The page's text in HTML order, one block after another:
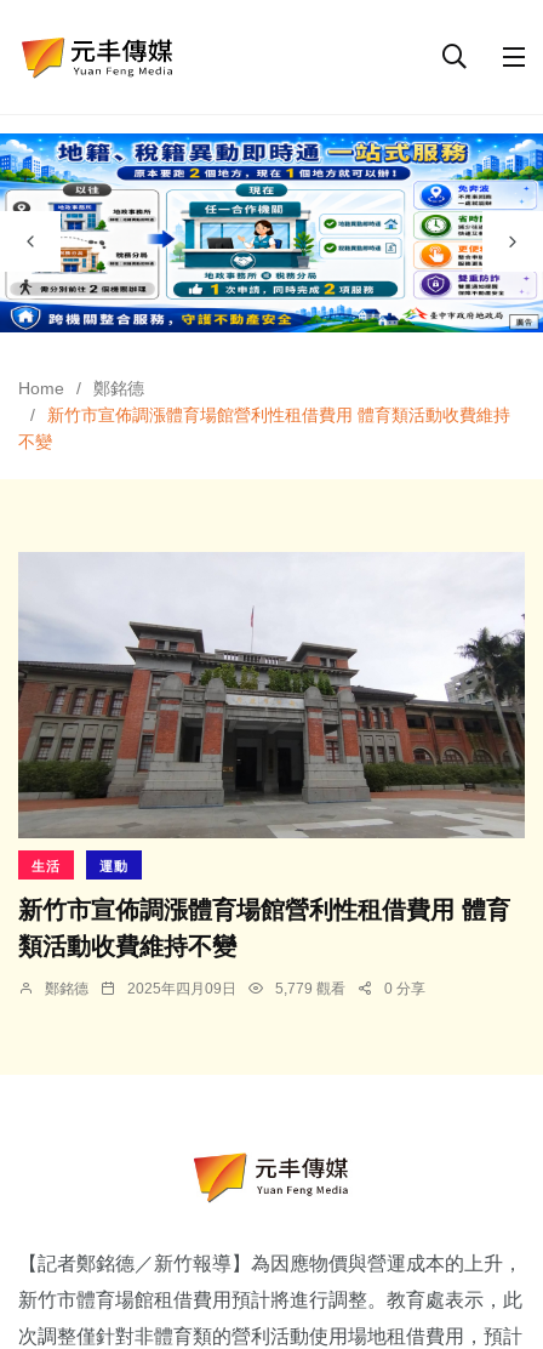
Home
鄭銘德
新竹市宣佈調漲體育場館營利性租借費用 體育類活動收費維持
不變
生活 運動
新竹市宣佈調漲體育場館營利性租借費用 體育
類活動收費維持不變
鄭銘德 2025年四月09日 5,779 觀看 0 分享
【記者鄭銘德／新竹報導】為因應物價與營運成本的上升，
新竹市體育場館租借費用預計將進行調整。教育處表示，此
次調整僅針對非體育類的營利活動使用場地租借費用，預計